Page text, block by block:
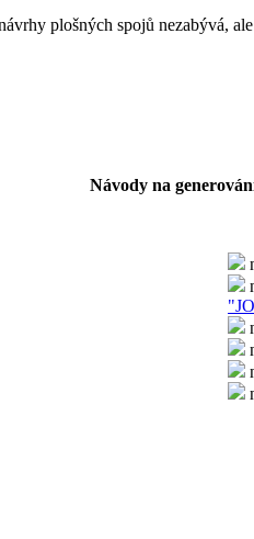
plošných spojů nezabývá,
Návody na